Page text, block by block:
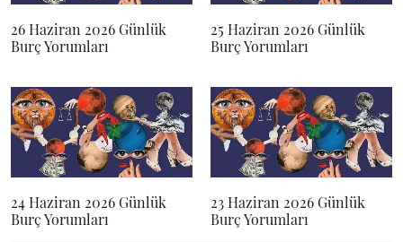
26 Haziran 2026 Günlük
Burç Yorumları
25 Haziran 2026 Günlük
Burç Yorumları
24 Haziran 2026 Günlük
Burç Yorumları
23 Haziran 2026 Günlük
Burç Yorumları